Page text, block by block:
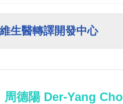
生醫轉譯開發中心
周德陽 Der-Yang Cho